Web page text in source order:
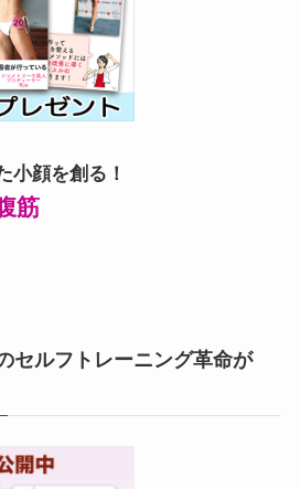
小顔を創る！
筋
セルフトレーニング革命が